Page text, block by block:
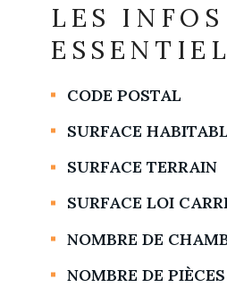
LES INFOS
Caractérisque Valeurs
CODE POSTAL
SURFACE
SURFACE TERRAIN
SURFACE LOI
NOMBRE DE
NOMBRE DE PIÈCES